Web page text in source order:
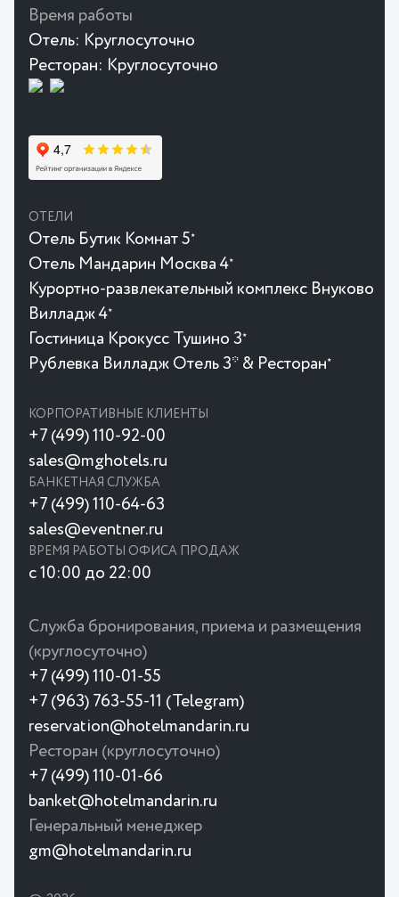
Время работы
Отель: Круглосуточно
Ресторан: Круглосуточно
ОТЕЛИ
Отель Бутик Комнат 5★
Отель Мандарин Москва 4★
Курортно-развлекательный комплекс Внуково
Вилладж 4★
Гостиница Крокусc Тушино 3★
Рублевка Вилладж Отель 3* & Ресторан★
КОРПОРАТИВНЫЕ КЛИЕНТЫ
+7 (499) 110-92-00
sales@mghotels.ru
БАНКЕТНАЯ СЛУЖБА
+7 (499) 110-64-63
sales@eventner.ru
ВРЕМЯ РАБОТЫ ОФИСА ПРОДАЖ
с 10:00 до 22:00
Служба бронирования, приема и размещения
(круглосуточно)
+7 (499) 110-01-55
+7 (963) 763-55-11 (Telegram)
reservation@hotelmandarin.ru
Ресторан (круглосуточно)
+7 (499) 110-01-66
banket@hotelmandarin.ru
Генеральный менеджер
gm@hotelmandarin.ru